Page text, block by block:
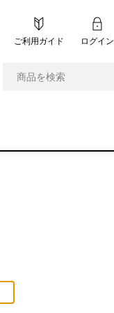
ご利用ガイド ログイン